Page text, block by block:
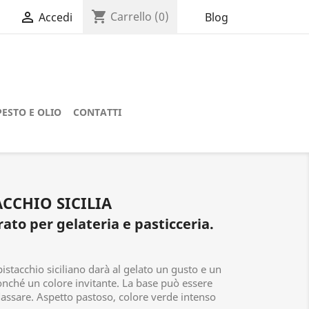
 Accedi shopping_cart Carrello (0) Blog
E OLIO CONTATTI
SICILIA
per gelateria e pasticceria.
siciliano darà al gelato un gusto e un
un colore invitante. La base può essere
Aspetto pastoso, colore verde intenso